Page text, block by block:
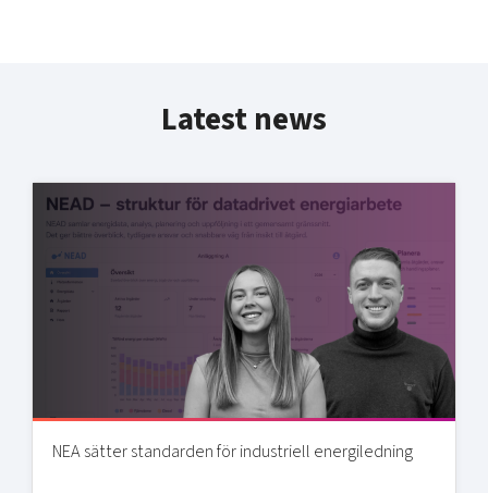
Latest news
NEA sätter standarden för industriell energiledning